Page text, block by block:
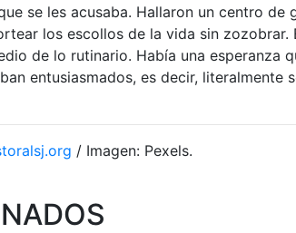
se les acusaba. Hallaron un centro de
los escollos de la vida sin zozobrar.
de lo rutinario. Había una esperanza
entusiasmados, es decir, literalmente
/ Imagen: Pexels.